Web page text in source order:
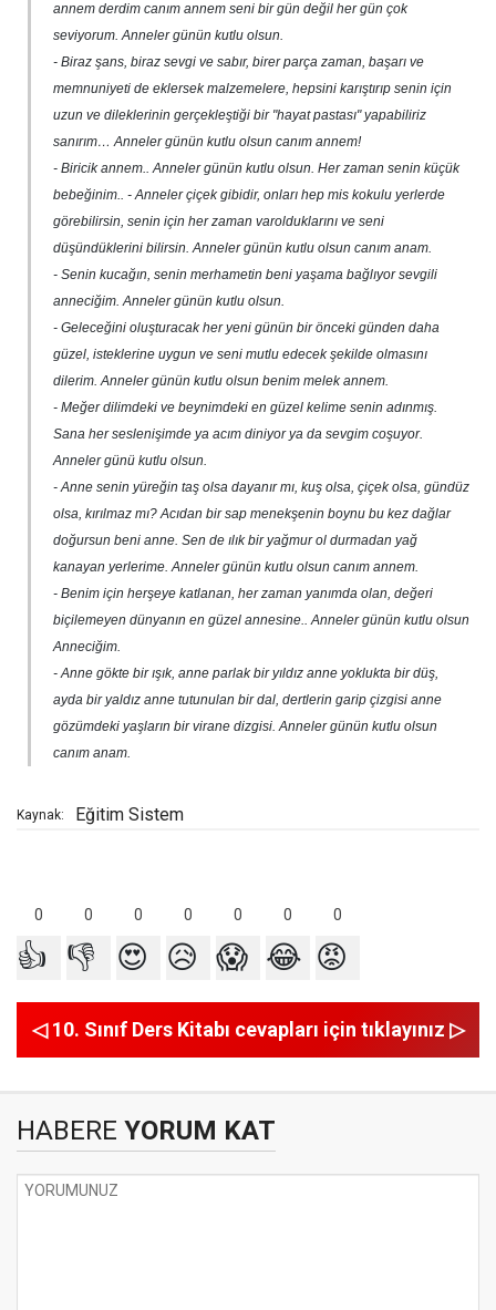
annem derdim canım annem seni bir gün değil her gün çok
seviyorum. Anneler günün kutlu olsun.
- Biraz şans, biraz sevgi ve sabır, birer parça zaman, başarı ve
memnuniyeti de eklersek malzemelere, hepsini karıştırıp senin için
uzun ve dileklerinin gerçekleştiği bir "hayat pastası" yapabiliriz
sanırım… Anneler günün kutlu olsun canım annem!
- Biricik annem.. Anneler günün kutlu olsun. Her zaman senin küçük
bebeğinim.. - Anneler çiçek gibidir, onları hep mis kokulu yerlerde
görebilirsin, senin için her zaman varolduklarını ve seni
düşündüklerini bilirsin. Anneler günün kutlu olsun canım anam.
- Senin kucağın, senin merhametin beni yaşama bağlıyor sevgili
anneciğim. Anneler günün kutlu olsun.
- Geleceğini oluşturacak her yeni günün bir önceki günden daha
güzel, isteklerine uygun ve seni mutlu edecek şekilde olmasını
dilerim. Anneler günün kutlu olsun benim melek annem.
- Meğer dilimdeki ve beynimdeki en güzel kelime senin adınmış.
Sana her seslenişimde ya acım diniyor ya da sevgim coşuyor.
Anneler günü kutlu olsun.
- Anne senin yüreğin taş olsa dayanır mı, kuş olsa, çiçek olsa, gündüz
olsa, kırılmaz mı? Acıdan bir sap menekşenin boynu bu kez dağlar
doğursun beni anne. Sen de ılık bir yağmur ol durmadan yağ
kanayan yerlerime. Anneler günün kutlu olsun canım annem.
- Benim için herşeye katlanan, her zaman yanımda olan, değeri
biçilemeyen dünyanın en güzel annesine.. Anneler günün kutlu olsun
Anneciğim.
- Anne gökte bir ışık, anne parlak bir yıldız anne yoklukta bir düş,
ayda bir yaldız anne tutunulan bir dal, dertlerin garip çizgisi anne
gözümdeki yaşların bir virane dizgisi. Anneler günün kutlu olsun
canım anam.
Kaynak: Eğitim Sistem
0 0 0 0 0 0 0
👍 👎 😍 😥 😱 😂 😡
◁ 10. Sınıf Ders Kitabı cevapları için tıklayınız ▷
HABERE YORUM KAT